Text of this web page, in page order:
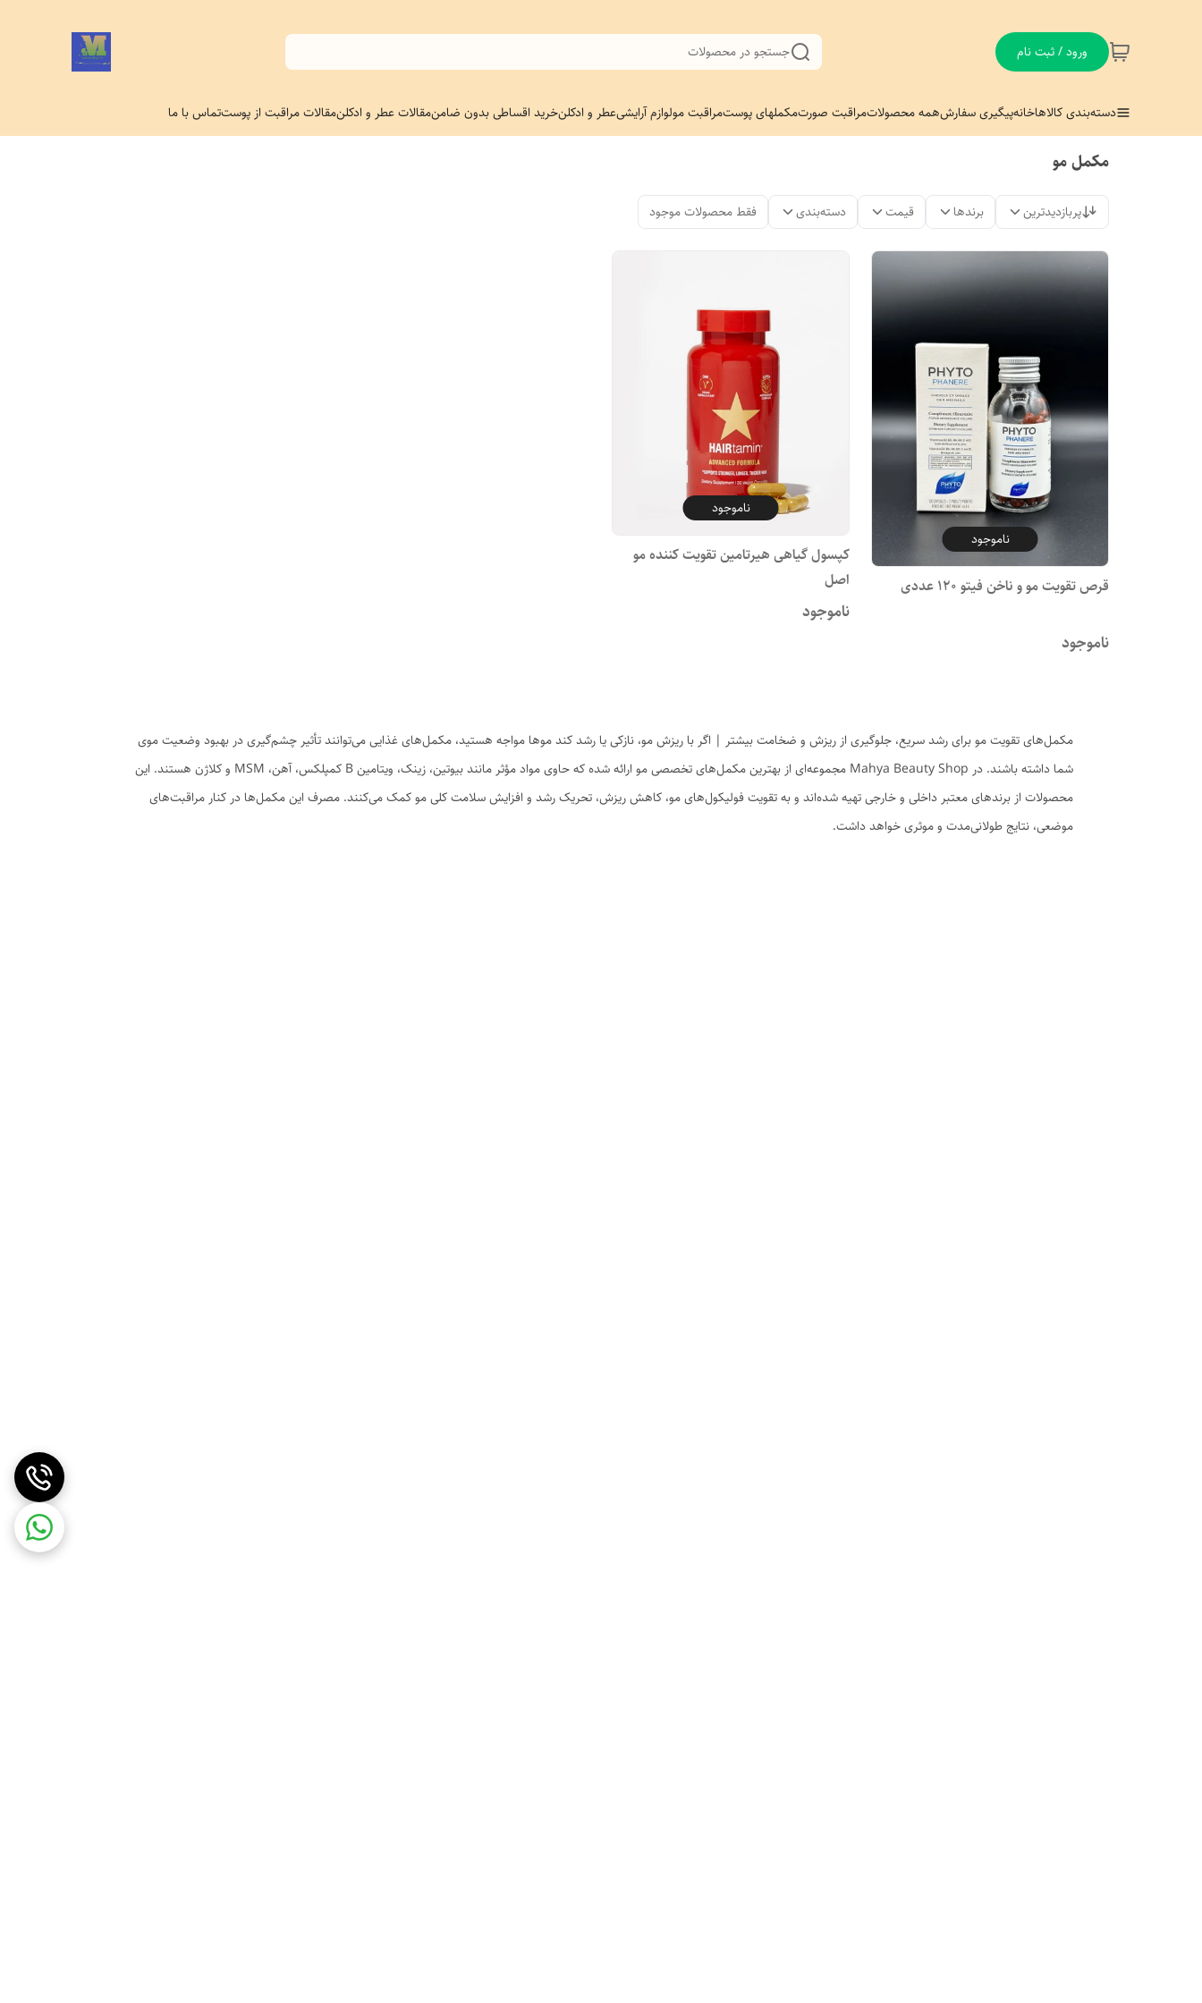
ورود / ثبت نام جستجو در محصولات
دسته‌بندی کالاهاخانهپیگیری سفارشهمه محصولاتمراقبت صورتمکملهای پوستمراقبت مولوازم آرایشیعطر و ادکلنخرید اقساطی بدون ضامنمقالات عطر و ادکلنمقالات مراقبت از پوستتماس با ما
مکمل مو
پربازدیدترین برندها قیمت دسته‌بندی فقط محصولات موجود
ناموجود
قرص تقویت مو و ناخن فیتو 120 عددی
ناموجود
ناموجود
کپسول گیاهی هیرتامین تقویت کننده مو
اصل
ناموجود
مکمل‌های تقویت مو برای رشد سریع، جلوگیری از ریزش و ضخامت بیشتر | اگر با ریزش مو، نازکی یا رشد کند موها مواجه هستید، مکمل‌های غذایی می‌توانند تأثیر چشم‌گیری در بهبود وضعیت موی
شما داشته باشند. در Mahya Beauty Shop مجموعه‌ای از بهترین مکمل‌های تخصصی مو ارائه شده که حاوی مواد مؤثر مانند بیوتین، زینک، ویتامین B کمپلکس، آهن، MSM و کلاژن هستند. این
محصولات از برندهای معتبر داخلی و خارجی تهیه شده‌اند و به تقویت فولیکول‌های مو، کاهش ریزش، تحریک رشد و افزایش سلامت کلی مو کمک می‌کنند. مصرف این مکمل‌ها در کنار مراقبت‌های
موضعی، نتایج طولانی‌مدت و موثری خواهد داشت.